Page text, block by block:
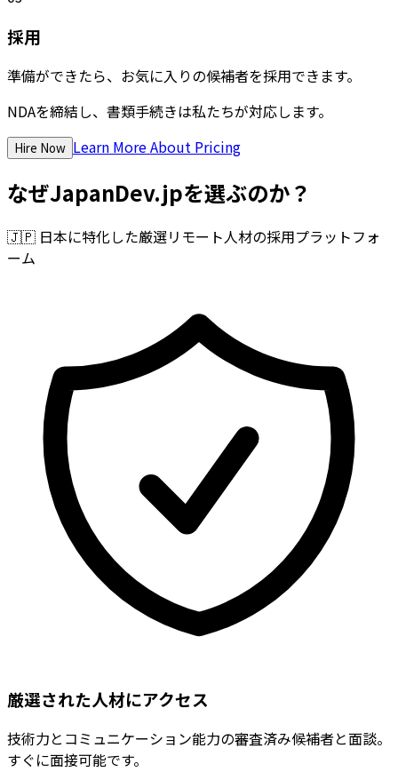
採用
準備ができたら、お気に入りの候補者を採用できます。
NDAを締結し、書類手続きは私たちが対応します。
Hire Now Learn More About Pricing
なぜJapanDev.jpを選ぶのか？
🇯🇵 日本に特化した厳選リモート人材の採用プラットフォ
ーム
厳選された人材にアクセス
技術力とコミュニケーション能力の審査済み候補者と面談。
すぐに面接可能です。